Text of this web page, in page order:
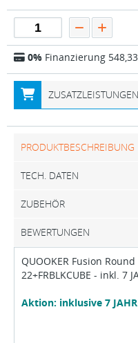
0% Finanzierung
ZUSATZLEISTUNGEN
PRODUKTBESCHREIBUNG
TECH. DATEN
ZUBEHÖR
BEWERTUNGEN
QUOOKER Fusion
22+FRBLKCUBE - inkl. 7
Aktion: inklusive 7